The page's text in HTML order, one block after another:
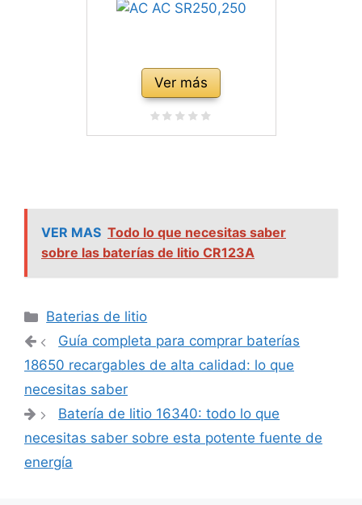
Ver más
VER MAS Todo lo que necesitas saber
sobre las baterías de litio CR123A
Categorías
Baterias de litio
Navegación
de
Guía completa para comprar baterías
18650 recargables de alta calidad: lo que
necesitas saber
Batería de litio 16340: todo lo que
necesitas saber sobre esta potente fuente de
energía